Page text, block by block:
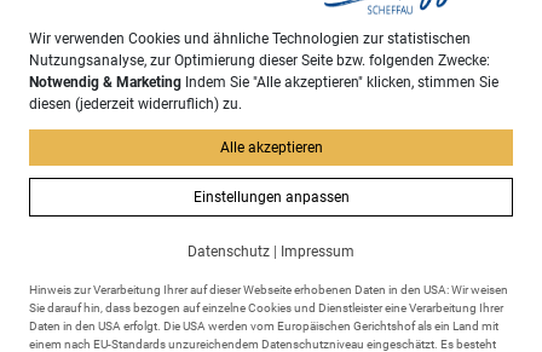
Ihre Ansprechpartner
Wiedemann, Anita
Ordnungsamt und...
Ordnungsamt
Wir verwenden Cookies und ähnliche Technologien zur statistischen
Nutzungsanalyse, zur Optimierung dieser Seite bzw. folgenden Zwecke:
Notwendig & Marketing Indem Sie "Alle akzeptieren" klicken, stimmen Sie
diesen (jederzeit widerruflich) zu.
Alle akzeptieren
Einstellungen anpassen
Datenschutz | Impressum
Hinweis zur Verarbeitung Ihrer auf dieser Webseite erhobenen Daten in den USA: Wir weisen
Sie darauf hin, dass bezogen auf einzelne Cookies und Dienstleister eine Verarbeitung Ihrer
Daten in den USA erfolgt. Die USA werden vom Europäischen Gerichtshof als ein Land mit
einem nach EU-Standards unzureichendem Datenschutzniveau eingeschätzt. Es besteht